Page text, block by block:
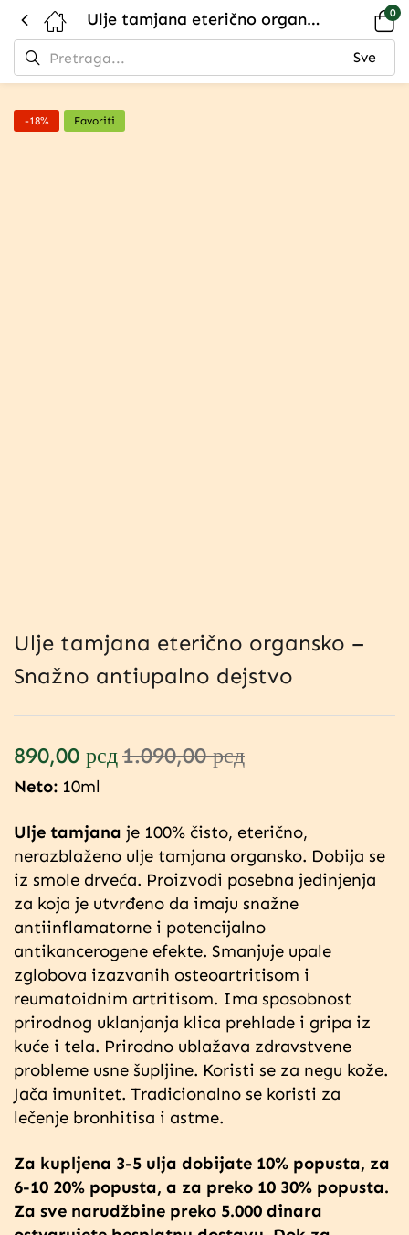
Ulje tamjana eterično organsko – Snažno antiupalno dejstvo 0
-18% Favoriti
Ulje tamjana eterično organsko –
Snažno antiupalno dejstvo
890,00 рсд1.090,00рсд
Neto: 10ml
Ulje tamjana je 100% čisto, eterično,
nerazblaženo ulje tamjana organsko. Dobija se
iz smole drveća. Proizvodi posebna jedinjenja
za koja je utvrđeno da imaju snažne
antiinflamatorne i potencijalno
antikancerogene efekte. Smanjuje upale
zglobova izazvanih osteoartritisom i
reumatoidnim artritisom. Ima sposobnost
prirodnog uklanjanja klica prehlade i gripa iz
kuće i tela. Prirodno ublažava zdravstvene
probleme usne šupljine. Koristi se za negu kože.
Jača imunitet. Tradicionalno se koristi za
lečenje bronhitisa i astme.
Za kupljena 3-5 ulja dobijate 10% popusta, za
6-10 20% popusta, a za preko 10 30% popusta.
Za sve narudžbine preko 5.000 dinara